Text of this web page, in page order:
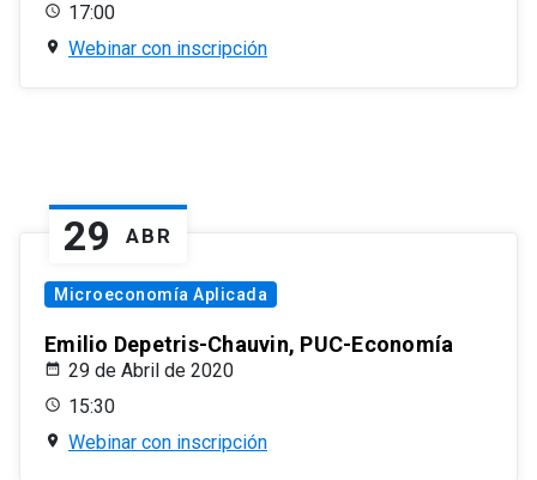
17:00
Webinar con inscripción
29 ABR
Microeconomía Aplicada
Emilio Depetris-Chauvin, PUC-Economía
29 de Abril de 2020
15:30
Webinar con inscripción